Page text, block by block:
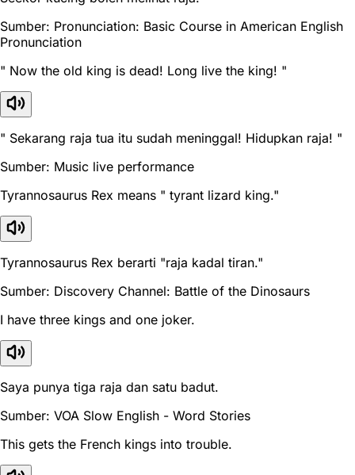
Sumber: Pronunciation: Basic Course in American English
Pronunciation
" Now the old king is dead! Long live the king! "
" Sekarang raja tua itu sudah meninggal! Hidupkan raja! "
Sumber: Music live performance
Tyrannosaurus Rex means " tyrant lizard king."
Tyrannosaurus Rex berarti "raja kadal tiran."
Sumber: Discovery Channel: Battle of the Dinosaurs
I have three kings and one joker.
Saya punya tiga raja dan satu badut.
Sumber: VOA Slow English - Word Stories
This gets the French kings into trouble.